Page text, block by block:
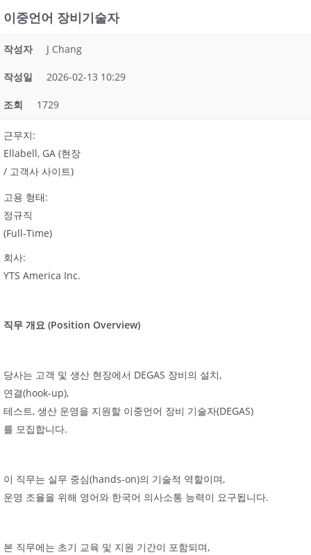
이중언어 장비기술자
작성자 J Chang
작성일 2026-02-13 10:29
조회 1729
근무지:
Ellabell, GA (현장
/ 고객사 사이트)
고용 형태:
정규직
(Full-Time)
회사:
YTS America Inc.
직무 개요 (Position Overview)
당사는 고객 및 생산 현장에서 DEGAS 장비의 설치,
연결(hook-up),
테스트, 생산 운영을 지원할 이중언어 장비 기술자(DEGAS)
를 모집합니다.
이 직무는 실무 중심(hands-on)의 기술적 역할이며,
운영 조율을 위해 영어와 한국어 의사소통 능력이 요구됩니다.
본 직무에는 초기 교육 및 지원 기간이 포함되며,